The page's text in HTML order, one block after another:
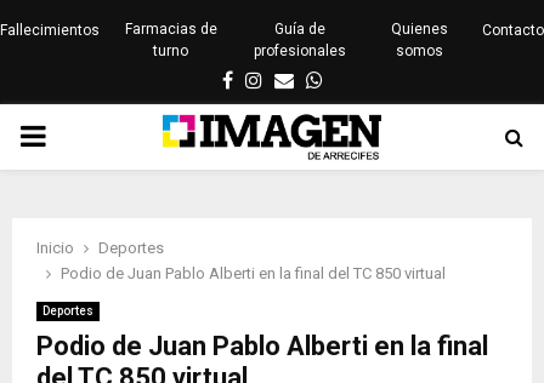
Fallecimientos
Farmacias de
turno
Guía de
profesionales
Quienes
somos
Contacto
Facebook
Instagram
EmailWhatsapp
PRIMARY
Inicio
Deportes
Podio de Juan Pablo Alberti en la final del TC 850 virtual
Deportes
Podio de Juan Pablo Alberti en la final